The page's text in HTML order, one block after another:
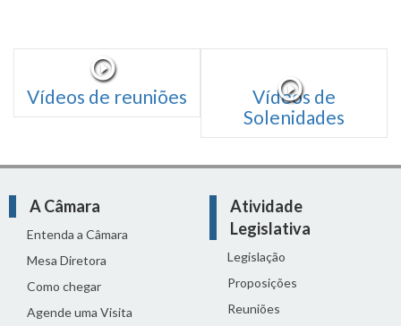
Vídeos de reuniões
Vídeos de
Solenidades
A Câmara
Entenda a Câmara
Mesa Diretora
Como chegar
Agende uma Visita
Atividade
Legislativa
Legislação
Proposições
Reuniões